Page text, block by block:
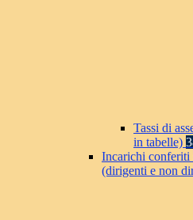
Tassi di
in tabelle)
Incarichi conferiti
(dirigenti e non